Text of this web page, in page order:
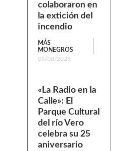
colaboraron en
la extición del
incendio
MÁS
MONEGROS
05/08/2026
«La Radio en la
Calle»: El
Parque Cultural
del río Vero
celebra su 25
aniversario